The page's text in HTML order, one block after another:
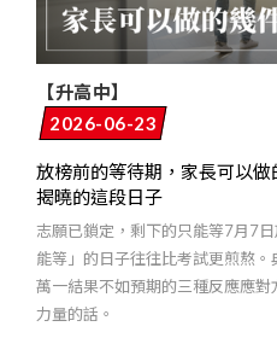
【升高中】
2026-06-23
放榜前的等待期，家長可以
揭曉的這段日子
志願已鎖定，剩下的只能等7月7
能等」的日子往往比考試更煎熬。
萬一結果不如預期的三種反應應
力量的話。